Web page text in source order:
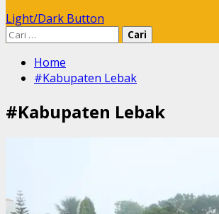
Light/Dark Button
Cari
Home
#Kabupaten Lebak
#Kabupaten Lebak